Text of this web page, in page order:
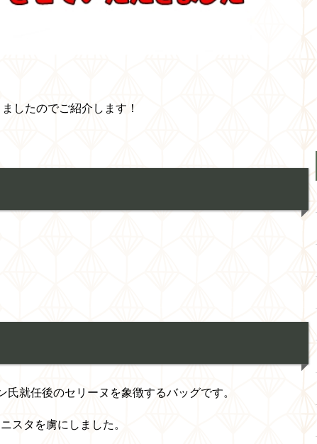
したのでご紹介します！
就任後のセリーヌを象徴するバッグです。
スタを虜にしました。